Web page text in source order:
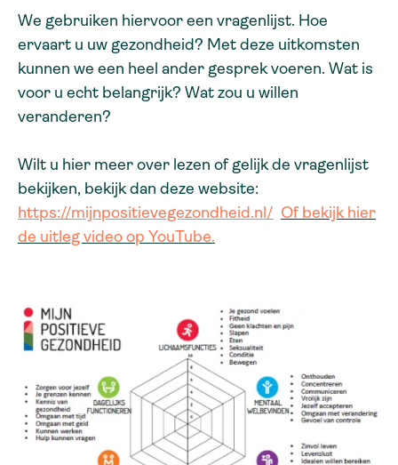
We gebruiken hiervoor een vragenlijst. Hoe
ervaart u uw gezondheid? Met deze uitkomsten
kunnen we een heel ander gesprek voeren. Wat is
voor u echt belangrijk? Wat zou u willen
veranderen?
Wilt u hier meer over lezen of gelijk de vragenlijst
bekijken, bekijk dan deze website:
https://mijnpositievegezondheid.nl/ Of bekijk hier
de uitleg video op YouTube.